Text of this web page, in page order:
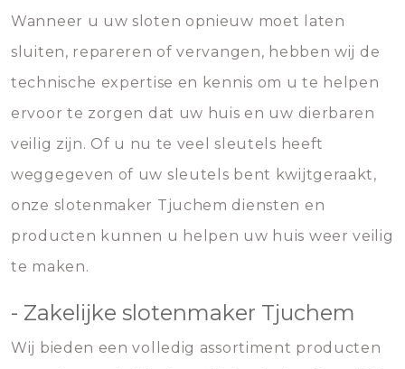
Wanneer u uw sloten opnieuw moet laten
sluiten, repareren of vervangen, hebben wij de
technische expertise en kennis om u te helpen
ervoor te zorgen dat uw huis en uw dierbaren
veilig zijn. Of u nu te veel sleutels heeft
weggegeven of uw sleutels bent kwijtgeraakt,
onze slotenmaker Tjuchem diensten en
producten kunnen u helpen uw huis weer veilig
te maken.
- Zakelijke slotenmaker Tjuchem
Wij bieden een volledig assortiment producten